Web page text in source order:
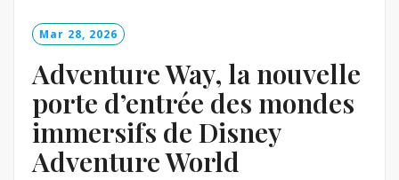
r
Mar 28, 2026
Adventure Way, la nouvelle
porte d’entrée des mondes
immersifs de Disney
Adventure World